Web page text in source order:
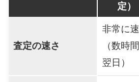
定）
査定の速さ
非常に
（数時
翌日）